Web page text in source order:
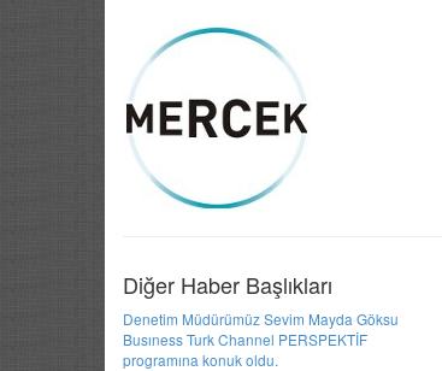
Diğer Haber Başlıkları
Denetim Müdürümüz Sevim Mayda Göksu
Busıness Turk Channel PERSPEKTİF
programına konuk oldu.